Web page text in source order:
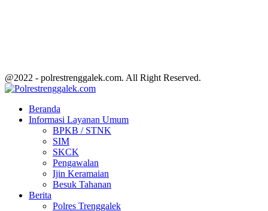
@2022 - polrestrenggalek.com. All Right Reserved.
Beranda
Informasi Layanan Umum
BPKB / STNK
SIM
SKCK
Pengawalan
Ijin Keramaian
Besuk Tahanan
Berita
Polres Trenggalek